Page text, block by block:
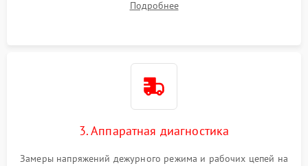
Проверка надежности фиксации и целостности шлейфов.
Подробнее
3. Аппаратная диагностика
Замеры напряжений дежурного режима и рабочих цепей на